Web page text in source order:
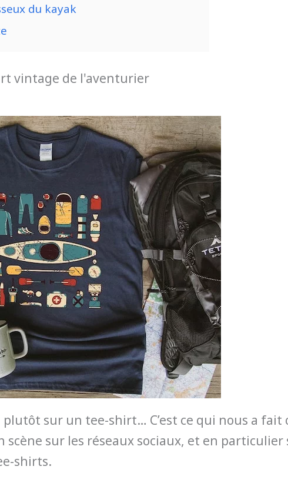
du kayak
vintage de l'aventurier
sur un tee-shirt… C’est ce qui nous a fait
scène sur les réseaux sociaux, et en
shirts.